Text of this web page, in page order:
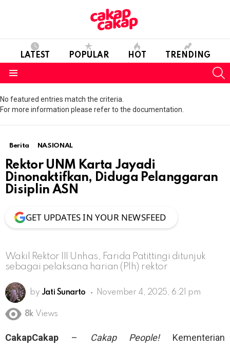
LATEST POPULAR HOT TRENDING
No featured entries match the criteria.
For more information please refer to the documentation.
Berita NASIONAL
Rektor UNM Karta Jayadi
Dinonaktifkan, Diduga Pelanggaran
Disiplin ASN
GET UPDATES IN YOUR NEWSFEED
Wakil Rektor III Unhas, Farida Patittingi ditunjuk
sebagai pelaksana harian (Plh) rektor
by Jati Sunarto November 4, 2025, 6:21 pm
8k Views
CakapCakap – Cakap People!Kementerian